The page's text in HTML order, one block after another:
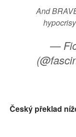
And
—
Český překlad